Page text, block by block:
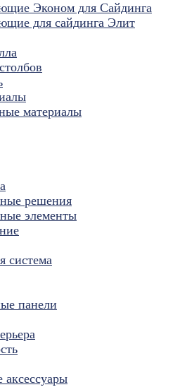
Эконом для Сайдинга
для cайдинга Элит
материалы
решения
элементы
система
панели
аксессуары